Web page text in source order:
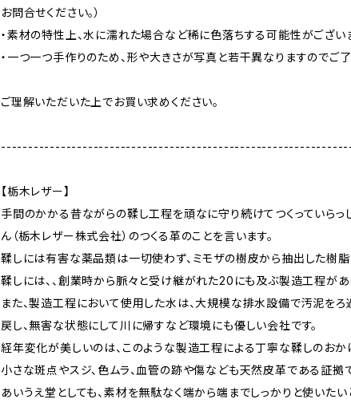
お問合せください。）
・素材の特性上、水に濡れた場合など稀に色落ちする可能性がございま
・一つ一つ手作りのため、形や大きさが写真と若干異なりますのでご了
ご理解いただいた上でお買い求めください。
【栃木レザー】
手間のかかる昔ながらの鞣し工程を頑なに守り続けてつくっていらっ
ん（栃木レザー株式会社）のつくる革のことを言います。
鞣しには有害な薬品類は一切使わず、ミモザの樹皮から抽出した樹脂
鞣しには、、創業時から脈々と受け継がれた20にも及ぶ製造工程があ
また、製造工程において使用した水は、大規模な排水設備で汚泥をろ
戻し、無害な状態にして川に帰すなど環境にも優しい会社です。
経年変化が美しいのは、このような製造工程による丁寧な鞣しのおか
小さな斑点やスジ、色ムラ、血管の跡や傷なども天然皮革である証拠
あいうえ堂としても、素材を無駄なく端から端までしっかりと使いたい